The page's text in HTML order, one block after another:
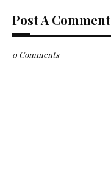
Post A Comment
0 Comments